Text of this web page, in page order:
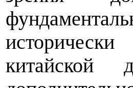
китайской